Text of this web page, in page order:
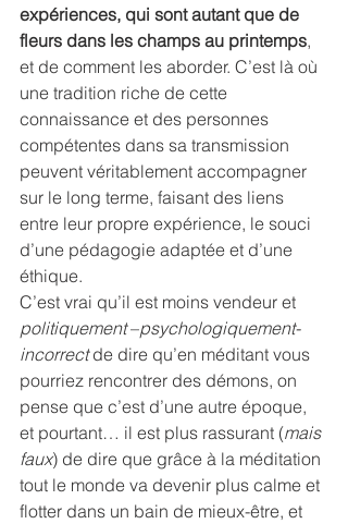
expériences, qui sont autant que de
fleurs dans les champs au printemps,
et de comment les aborder. C’est là où
une tradition riche de cette
connaissance et des personnes
compétentes dans sa transmission
peuvent véritablement accompagner
sur le long terme, faisant des liens
entre leur propre expérience, le souci
d’une pédagogie adaptée et d’une
éthique.
C’est vrai qu’il est moins vendeur et
politiquement –psychologiquement-
incorrect de dire qu’en méditant vous
pourriez rencontrer des démons, on
pense que c’est d’une autre époque,
et pourtant… il est plus rassurant (mais
faux) de dire que grâce à la méditation
tout le monde va devenir plus calme et
flotter dans un bain de mieux-être, et